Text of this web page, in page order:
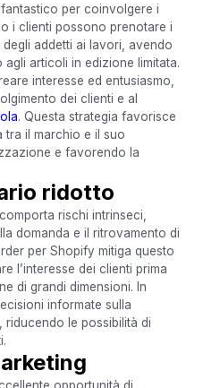
per coinvolgere i
i clienti possono prenotare i
addetti ai lavori, avendo
articoli in edizione limitata.
interesse ed entusiasmo,
dei clienti e al
. Questa strategia favorisce
il marchio e il suo
e favorendo la
ridotto
rischi intrinseci,
domanda e il ritrovamento di
per Shopify mitiga questo
l’interesse dei clienti prima
di grandi dimensioni. In
informate sulla
le possibilità di